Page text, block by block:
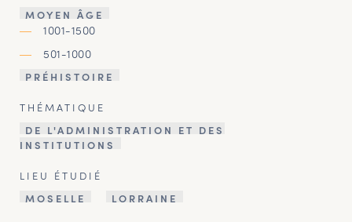
MOYEN ÂGE
1001-1500
501-1000
PRÉHISTOIRE
THÉMATIQUE
DE L'ADMINISTRATION ET DES
INSTITUTIONS
LIEU ÉTUDIÉ
MOSELLE
LORRAINE